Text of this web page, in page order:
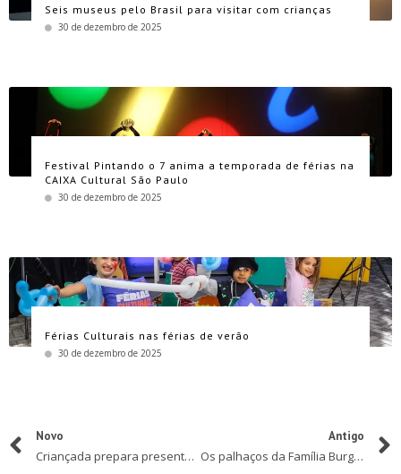
Seis museus pelo Brasil para visitar com crianças
30 de dezembro de 2025
Festival Pintando o 7 anima a temporada de férias na
CAIXA Cultural São Paulo
30 de dezembro de 2025
Férias Culturais nas férias de verão
30 de dezembro de 2025
Novo
Criançada prepara presente de Dia das Mães em edição especial do “Diversão no Villa” do Shopping VillaLobos
Antigo
Os palhaços da Família Burg convidam o público para espetáculo no Sesc Santana